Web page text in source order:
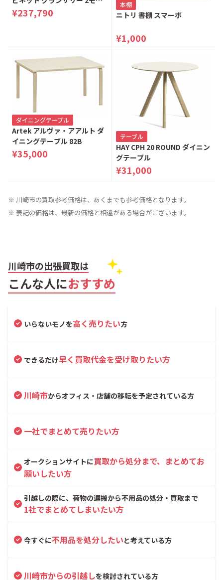
ター 電動リクライニングベッ
ド シングルベッド
¥237,790
本棚
ニトリ 書棚 スマーボ
¥1,000
ダイニングテーブル
Artek アルヴァ・アアルト ダ
イニングテーブル 82B
¥35,000
テーブル
HAY CPH 20 ROUND ダイニン
グテーブル
¥31,000
※ 川崎市の買取参考価格は、あくまでも参考価格となります。
※ 表記の価格は、最新の価格と相違がある場合がございます。
川崎市の出張買取は
こんな人におすすめ
いらないモノを高く売りたい方
できるだけ早く買取代金を受け取りたい方
川崎市からオフィス・店舗の移転を予定されている方
一社でまとめて売りたい方
オークションサイトに買取から処分まで、まとめてお
願いしたい方
引越しの際に、荷物の運搬から不用品の処分・買取まで
1社でまとめてしまいたい方
今すぐに不用品を処分したいと考えている方
川崎市からの引越しを検討されている方